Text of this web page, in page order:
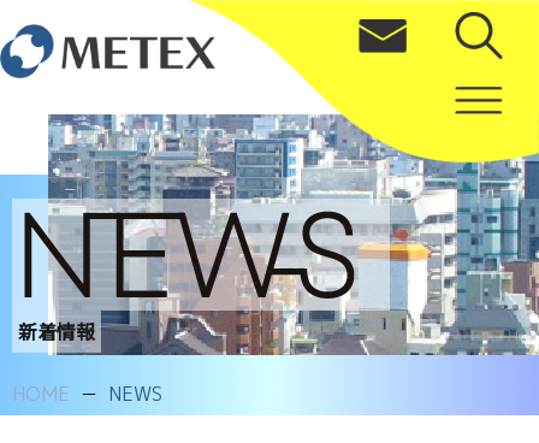
新着情報
HOME NEWS